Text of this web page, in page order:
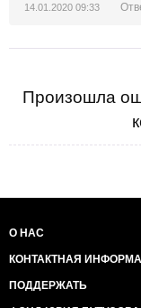
14.01.2020 09:33
Произошла
О НАС
КОНТАКТНАЯ
ПОДДЕРЖАТЬ